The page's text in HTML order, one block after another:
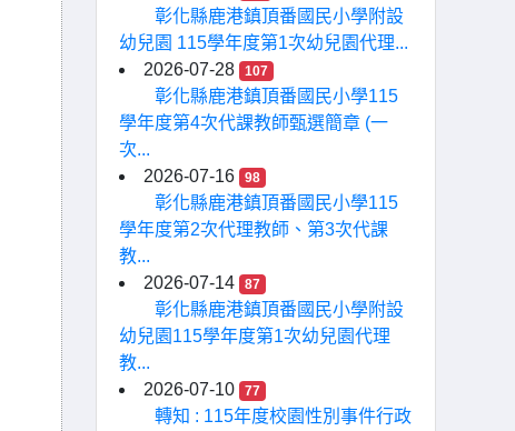
彰化縣鹿港鎮頂番國民小學附設
幼兒園 115學年度第1次幼兒園代理...
2026-07-28
107
彰化縣鹿港鎮頂番國民小學115
學年度第4次代課教師甄選簡章 (一
次...
2026-07-16
98
彰化縣鹿港鎮頂番國民小學115
學年度第2次代理教師、第3次代課
教...
2026-07-14
87
彰化縣鹿港鎮頂番國民小學附設
幼兒園115學年度第1次幼兒園代理
教...
2026-07-10
77
轉知 : 115年度校園性別事件行政